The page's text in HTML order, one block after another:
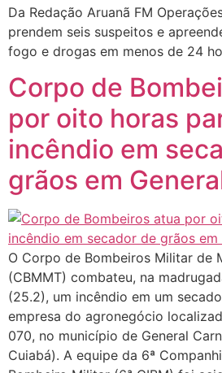
Da Redação Aruanã FM
prendem seis suspeitos e
fogo e drogas em menos de 24
Corpo de
por oito horas
incêndio em
grãos em
O Corpo de Bombeiros Militar de
(CBMMT) combateu, na
(25.2), um incêndio em um
empresa do agronegócio
070, no município de General
Cuiabá). A equipe da 6ª